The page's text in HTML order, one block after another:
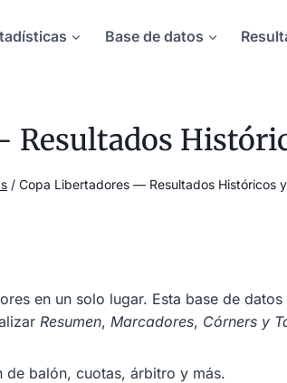
Base de datos
/ Copa Libertadores — Resultados Históricos
en un solo lugar. Esta base de datos
Resumen, Marcadores, Córners y
balón, cuotas, árbitro y más.